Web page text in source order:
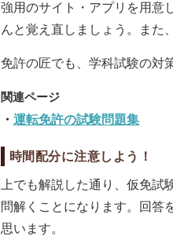
強用のサイト・アプリを用意
んと覚え直しましょう。また
免許の匠でも、学科試験の対
運転免許の試験問題集
時間配分に注意しよう！
上でも解説した通り、仮免
問解くことになります。回答
思います。